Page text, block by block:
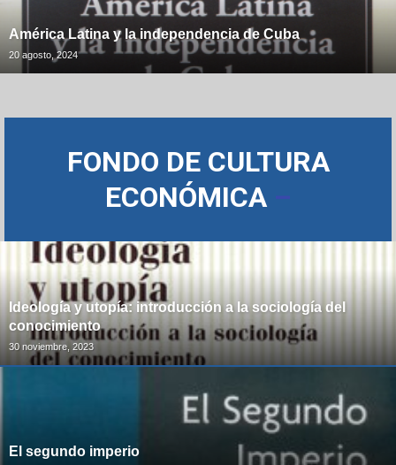
América Latina y la independencia de Cuba
20 agosto, 2024
FONDO DE CULTURA
ECONÓMICA
Ideología y utopía: introducción a la sociología del
conocimiento
30 noviembre, 2023
El segundo imperio